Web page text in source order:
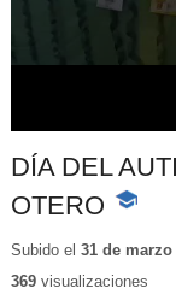
DÍA DEL
OTERO
-
Subido el 31 de marzo
369visualizaciones